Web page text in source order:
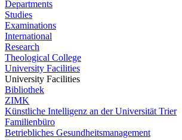
Departments
Studies
Examinations
International
Research
Theological College
University Facilities
University Facilities
Bibliothek
ZIMK
Künstliche Intelligenz an der Universität Trier
Familienbüro
Betriebliches Gesundheitsmanagement